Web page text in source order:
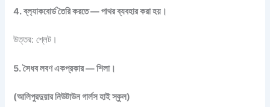
4. ব্ল‍্যাকবোর্ড তৈরি করতে — পাথর ব্যবহার করা হয়।
উত্তর: শ্লেট।
5. সৈধব লবণ একপ্রকার — শিলা।
(আলিপুরদুয়ার নিউটাউন গার্লস হাই স্কুল)